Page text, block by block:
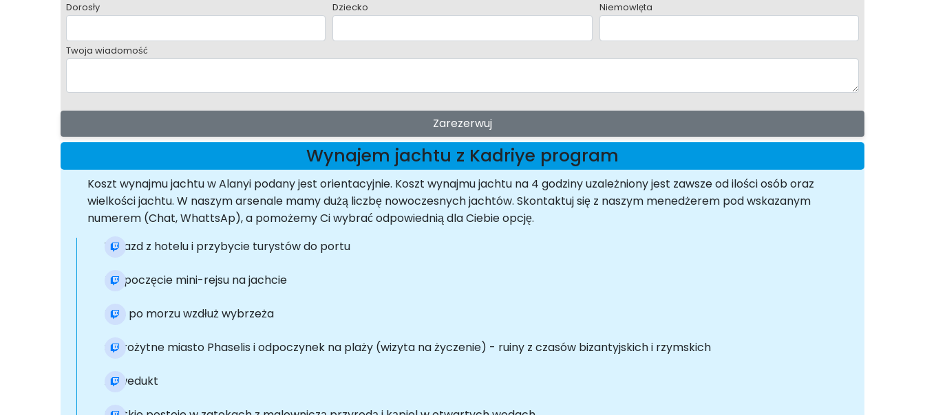
Dorosły Dziecko Niemowlęta
Twoja wiadomość
Zarezerwuj
Wynajem jachtu z Kadriye program
Koszt wynajmu jachtu w Alanyi podany jest orientacyjnie. Koszt wynajmu jachtu na 4 godziny uzależniony jest zawsze od ilości osób oraz
wielkości jachtu. W naszym arsenale mamy dużą liczbę nowoczesnych jachtów. Skontaktuj się z naszym menedżerem pod wskazanym
numerem (Chat, WhattsAp), a pomożemy Ci wybrać odpowiednią dla Ciebie opcję.
Wyjazd z hotelu i przybycie turystów do portu
Rozpoczęcie mini-rejsu na jachcie
Rejs po morzu wzdłuż wybrzeża
Starożytne miasto Phaselis i odpoczynek na plaży (wizyta na życzenie) - ruiny z czasów bizantyjskich i rzymskich
Akwedukt